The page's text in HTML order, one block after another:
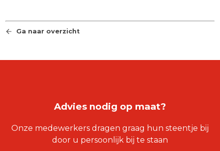
Ga naar overzicht
Advies nodig op maat?
Onze medewerkers dragen graag hun steentje bij
door u persoonlijk bij te staan